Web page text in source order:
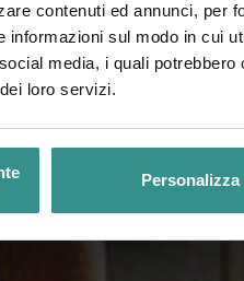
contenuti ed annunci, per
informazioni sul modo in cui
media, i quali
loro servizi.
Personalizza